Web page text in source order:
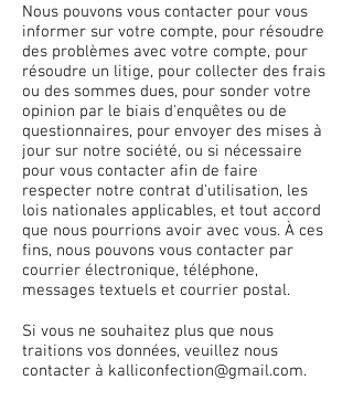
Nous pouvons vous contacter pour vous
informer sur votre compte, pour résoudre
des problèmes avec votre compte, pour
résoudre un litige, pour collecter des frais
ou des sommes dues, pour sonder votre
opinion par le biais d'enquêtes ou de
questionnaires, pour envoyer des mises à
jour sur notre société, ou si nécessaire
pour vous contacter afin de faire
respecter notre contrat d'utilisation, les
lois nationales applicables, et tout accord
que nous pourrions avoir avec vous. À ces
fins, nous pouvons vous contacter par
courrier électronique, téléphone,
messages textuels et courrier postal.
Si vous ne souhaitez plus que nous
traitions vos données, veuillez nous
contacter à kalliconfection@gmail.com.